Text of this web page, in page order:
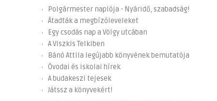
Polgármester naplója - Nyáridő, szabadság!
Átadták a megbízóleveleket
Egy csodás nap a Völgy utcában
A Viszkis Telkiben
Bánó Attila legújabb könyvének bemutatója
Óvodai és iskolai hírek
A budakeszi tejesek
Játssz a könyvekért!